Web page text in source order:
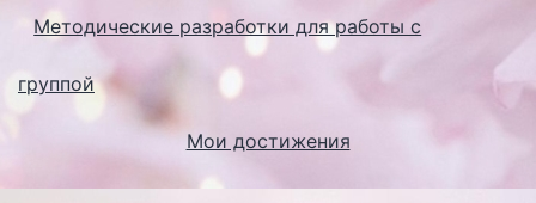
Методические разработки для работы с
группой
Мои достижения